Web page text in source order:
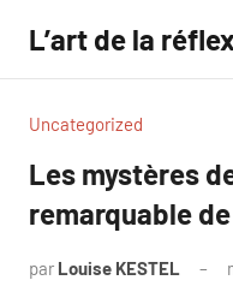
contenu
L’art de la
Uncategorized
Les mystères
remarquable
par Louise KESTEL